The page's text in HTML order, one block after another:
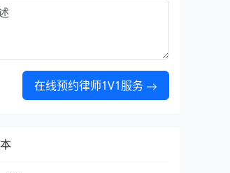
在线预约律师1V1服务